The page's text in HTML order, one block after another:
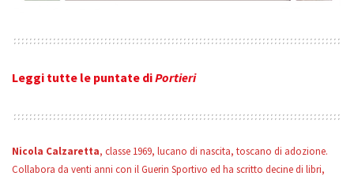
Leggi tutte le puntate diPortieri
Nicola Calzaretta, classe 1969, lucano di nascita, toscano di adozione.
Collabora da venti anni con il Guerin Sportivo ed ha scritto decine di libri,